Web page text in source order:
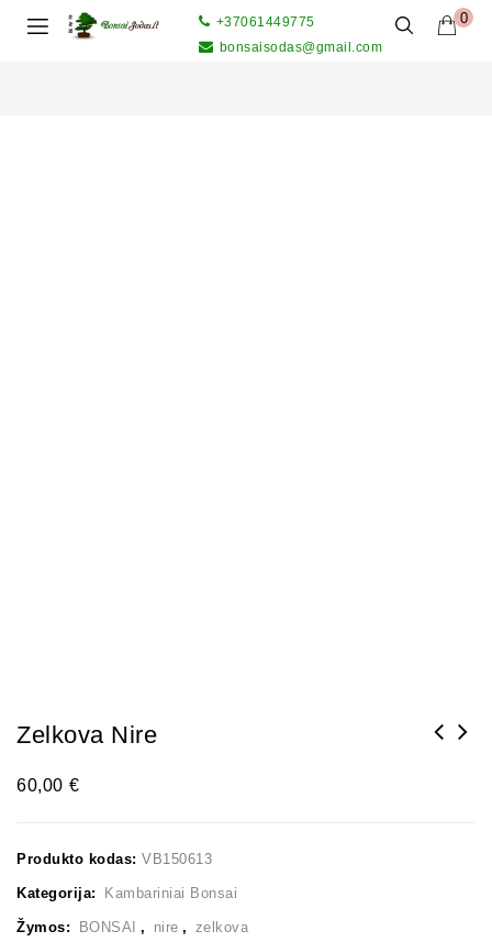
0
+37061449775
bonsaisodas@gmail.com
Zelkova Nire
60,00 €
Produkto kodas: VB150613
Kategorija: Kambariniai Bonsai
Žymos: BONSAI , nire , zelkova